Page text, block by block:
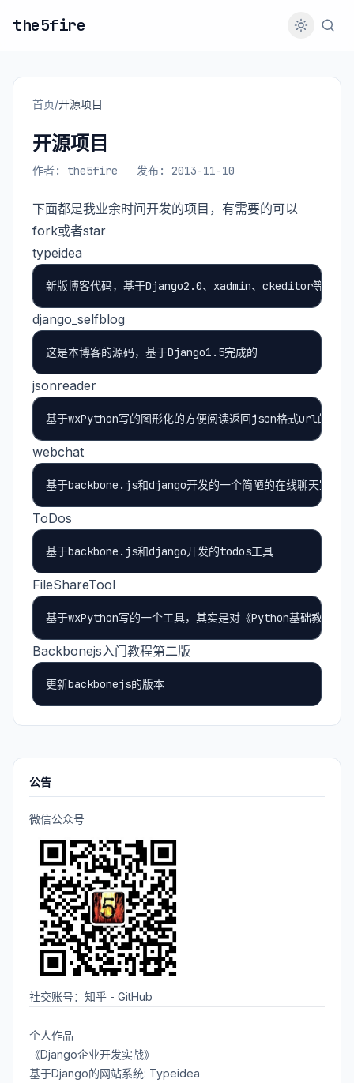
the5fire
首页/开源项目
开源项目
作者: the5fire 发布: 2013-11-10
下面都是我业余时间开发的项目，有需要的可以
fork或者star
typeidea
django_selfblog
jsonreader
webchat
ToDos
FileShareTool
Backbonejs入门教程第二版
公告
微信公众号
社交账号： 知乎 - GitHub
个人作品
《Django企业开发实战》
基于Django的网站系统: Typeidea